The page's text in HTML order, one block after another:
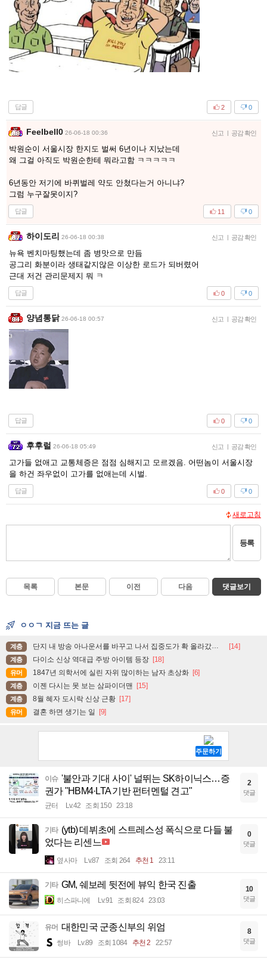
답글 0
2
Feelbell0 26-06-18 00:36 신고 | 공감 확인
박원순이 서울시장 한지도 벌써 6년이나 지났는데
왜 그걸 아직도 박원순한테 뭐라고함 ㅋㅋㅋㅋㅋ
6년동안 저기에 바퀴벌레 약도 안쳤다는거 아니냐?
그럼 누구잘못이지?
답글 0
11
하이도리 26-06-18 00:38 신고 | 공감 확인
뉴욕 벤치마팅했는데 좀 병맛으로 만듬
공그리 화분이라 생태같지않은 이상한 로드가 되버렸어
근대 저건 관리문제지 뭐 ㅋ
답글 0
0
양념통닭 26-06-18 00:57 신고 | 공감 확인
답글 0
0
후후럴 26-06-18 05:49 신고 | 공감 확인
고가들 없애고 교통체증은 점점 심해지고 모르겠음. 어떤놈이 서울시장
을 하건 좌우없이 고가를 없애는데 시벌.
답글 0
0
새로고침
등록
목록 본문 이전 다음 댓글보기
ㅇㅇㄱ 지금 뜨는 글
계층 단지 내 방송 아나운서를 바꾸고 나서 집중도가 확 올라갔다는 한 아파트의 안내방송 [14]
계층 다이소 신상 역대급 주방 아이템 등장 [18]
유머 1847년 의학서에 실린 자위 많이하는 남자 초상화 [6]
계층 이젠 다시는 못 보는 삼파이더맨 [15]
계층 8월 혜자 도시락 신상 근황 [17]
유머 결혼 하면 생기는 일 [9]
이슈 '불안과 기대 사이' 널뛰는 SK하이닉스…증
권가 "HBM4·LTA 기반 펀터멘털 견고"
균터 Lv.42 조회 150 23:18
2
댓글
기타 (ytb) 데뷔초에 스트레스성 폭식으로 다들 불
었다는 리센느
옆사마 Lv.87 조회 264 추천 1 23:11
0
댓글
기타 GM, 쉐보레 뒷전에 뷰익 한국 진출
히스파니에 Lv.91 조회 824 23:03
10
댓글
유머 대한민국 군종신부의 위엄
썽바 Lv.89 조회 1084 추천 2 22:57
8
댓글